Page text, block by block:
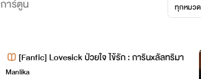
การ์ตูน ทุกหมวด
[Fanfic] Lovesick ป่วยใจ ไข้รัก : การินxลัลทริมา
Manlika